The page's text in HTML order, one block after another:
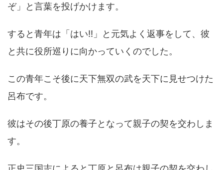
ぞ」と言葉を投げかけます。
すると青年は「はい!!」と元気よく返事をして、彼
と共に役所巡りに向かっていくのでした。
この青年こそ後に天下無双の武を天下に見せつけた
呂布です。
彼はその後丁原の養子となって親子の契を交わしま
す。